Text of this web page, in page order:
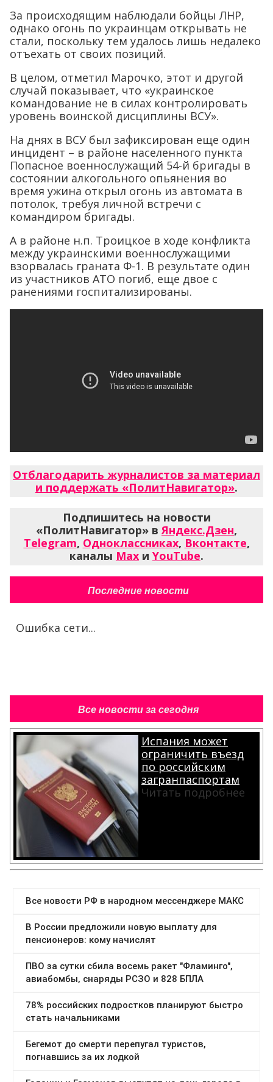
За происходящим наблюдали бойцы ЛНР,
однако огонь по украинцам открывать не
стали, поскольку тем удалось лишь недалеко
отъехать от своих позиций.
В целом, отметил Марочко, этот и другой
случай показывает, что «украинское
командование не в силах контролировать
уровень воинской дисциплины ВСУ».
На днях в ВСУ был зафиксирован еще один
инцидент – в районе населенного пункта
Попасное военнослужащий 54-й бригады в
состоянии алкогольного опьянения во
время ужина открыл огонь из автомата в
потолок, требуя личной встречи с
командиром бригады.
А в районе н.п. Троицкое в ходе конфликта
между украинскими военнослужащими
взорвалась граната Ф-1. В результате один
из участников АТО погиб, еще двое с
ранениями госпитализированы.
Отблагодарить журналистов за материал
и поддержать «ПолитНавигатор».
Подпишитесь на новости
«ПолитНавигатор» вЯндекс.Дзен,
Telegram, Одноклассниках, Вконтакте,
каналы Max и YouTube.
Последние новости
Ошибка сети...
Все новости за сегодня
Испания может
ограничить въезд
по российским
загранпаспортам
Читать подробнее